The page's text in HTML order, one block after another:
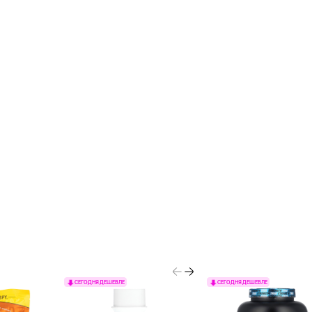
СЕГОДНЯ ДЕШЕВЛЕ СЕГОДНЯ ДЕШЕВЛЕ